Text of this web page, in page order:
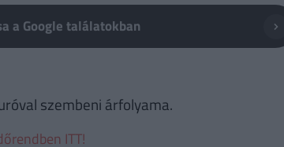
a Google találatokban
szembeni árfolyama.
ITT!